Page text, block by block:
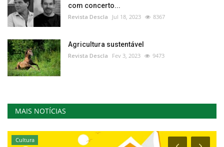
com concerto...
Revista Descla Jul 18, 2023 8367
Agricultura sustentável
Revista Descla Fev 3, 2023 9473
MAIS NOTÍCIAS
Cultura